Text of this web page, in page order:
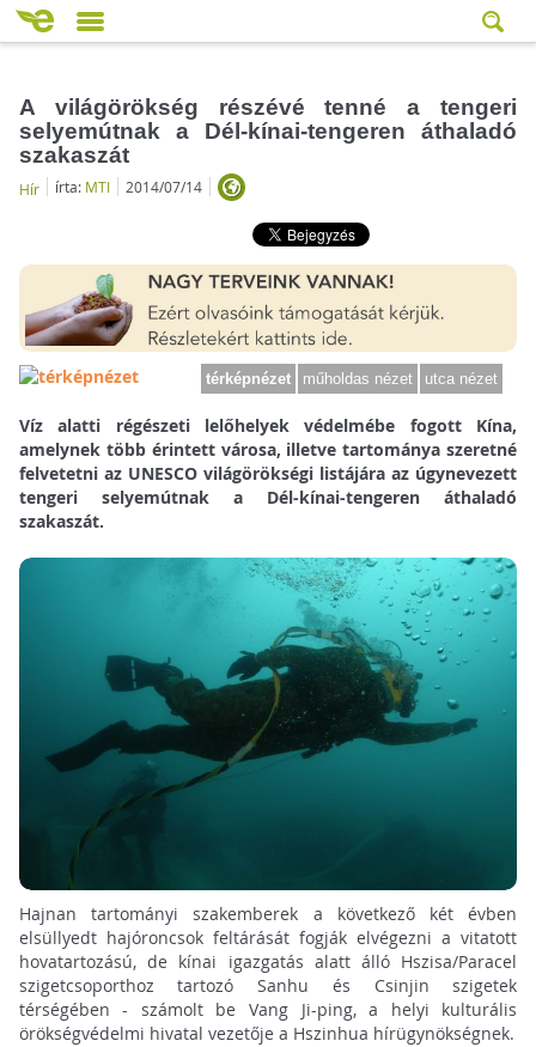
A világörökség részévé tenné a tengeri
selyemútnak a Dél-kínai-tengeren áthaladó
szakaszát
Hír írta: MTI 2014/07/14
térképnézet műholdas nézet utca nézet
Víz alatti régészeti lelőhelyek védelmébe fogott Kína,
amelynek több érintett városa, illetve tartománya szeretné
felvetetni az UNESCO világörökségi listájára az úgynevezett
tengeri selyemútnak a Dél-kínai-tengeren áthaladó
szakaszát.
Hajnan tartományi szakemberek a következő két évben
elsüllyedt hajóroncsok feltárását fogják elvégezni a vitatott
hovatartozású, de kínai igazgatás alatt álló Hszisa/Paracel
szigetcsoporthoz tartozó Sanhu és Csinjin szigetek
térségében - számolt be Vang Ji-ping, a helyi kulturális
örökségvédelmi hivatal vezetője a Hszinhua hírügynökségnek.